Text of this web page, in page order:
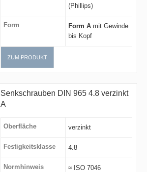
(Phillips)
Form Form Amit Gewinde
bis Kopf
ZUM PRODUKT
Senkschrauben DIN 965 4.8 verzinkt
A
Oberfläche verzinkt
Festigkeitsklasse 4.8
Normhinweis ≈ ISO 7046